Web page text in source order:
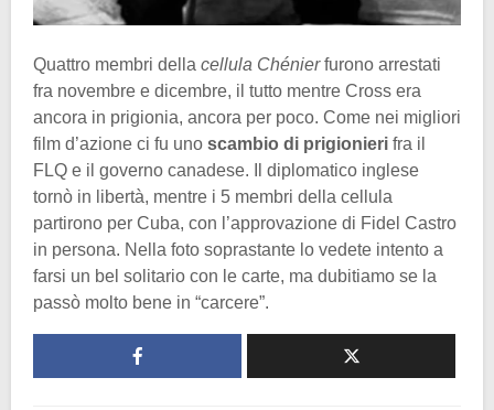
Quattro membri della cellula Chénierfurono arrestati
fra novembre e dicembre, il tutto mentre Cross era
ancora in prigionia, ancora per poco. Come nei migliori
film d’azione ci fu uno scambio di prigionieri fra il
FLQ e il governo canadese. Il diplomatico inglese
tornò in libertà, mentre i 5 membri della cellula
partirono per Cuba, con l’approvazione di Fidel Castro
in persona. Nella foto soprastante lo vedete intento a
farsi un bel solitario con le carte, ma dubitiamo se la
passò molto bene in “carcere”.